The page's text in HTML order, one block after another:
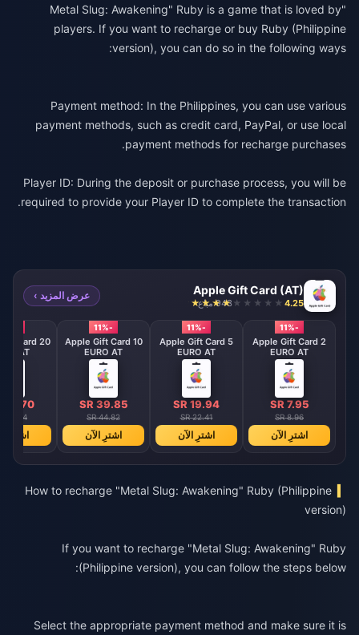
"Metal Slug: Awakening" Ruby is a game that is loved by
players. If you want to recharge or buy Ruby (Philippine
version), you can do so in the following ways:
Payment method: In the Philippines, you can use various
payment methods, such as credit card, PayPal, or use local
payment methods for recharge purchases.
Player ID: During the deposit or purchase process, you will be
required to provide your Player ID to complete the transaction.
Apple Gift Card (AT)
4.25 943 مباع
عرض المزيد ›
-11%
Apple Gift Card 2
EURO AT
SR 7.95
SR 8.96
اشترِ الآن
-11%
Apple Gift Card 5
EURO AT
SR 19.94
SR 22.41
اشترِ الآن
-11%
Apple Gift Card 10
EURO AT
SR 39.85
SR 44.82
اشترِ الآن
Card 20
AT
79.70
89.64
اشترِ
How to recharge "Metal Slug: Awakening" Ruby (Philippine
version)
If you want to recharge "Metal Slug: Awakening" Ruby
(Philippine version), you can follow the steps below:
Select the appropriate payment method and make sure it is